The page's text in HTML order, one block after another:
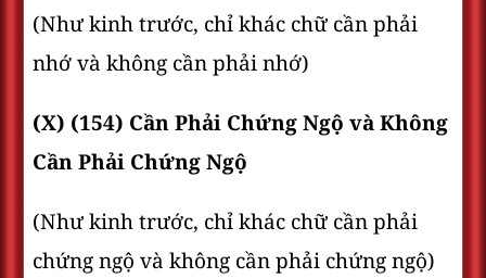
(Như kinh trước, chỉ khác chữ cần phải
nhớ và không cần phải nhớ)
(X) (154) Cần Phải Chứng Ngộ và Không
Cần Phải Chứng Ngộ
(Như kinh trước, chỉ khác chữ cần phải
chứng ngộ và không cần phải chứng ngộ)